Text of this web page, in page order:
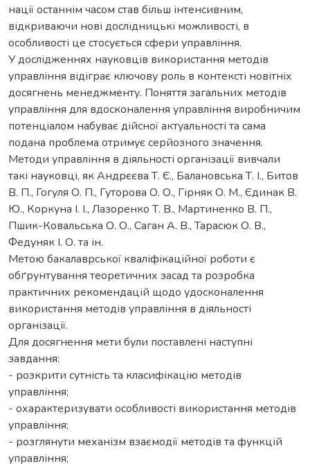
нації останнім часом став більш інтенсивним,
відкриваючи нові дослідницькі можливості, в
особливості це стосується сфери управління.
У дослідженнях науковців використання методів
управління відіграє ключову роль в контексті новітніх
досягнень менеджменту. Поняття загальних методів
управління для вдосконалення управління виробничим
потенціалом набуває дійсної актуальності та сама
подана проблема отримує серйозного значення.
Методи управління в діяльності організації вивчали
такі науковці, як Андрєєва Т. Є., Балановська Т. І., Битов
В. П., Гогуля О. П., Гуторова О. О., Гірняк О. М., Єдинак В.
Ю., Коркуна І. І., Лазоренко Т. В., Мартиненко В. П.,
Пшик-Ковальська О. О., Саган А. В., Тарасюк О. В.,
Федуняк І. О. та ін.
Метою бакалаврської кваліфікаційної роботи є
обґрунтування теоретичних засад та розробка
практичних рекомендацій щодо удосконалення
використання методів управління в діяльності
організації.
Для досягнення мети були поставлені наступні
завдання:
- розкрити сутність та класифікацію методів
управління;
- охарактеризувати особливості використання методів
управління;
- розглянути механізм взаємодії методів та функцій
управління;